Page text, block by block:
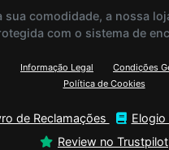
sua comodidade, a nossa
com o sistema de
Informação Legal
Condições
Política de Cookies
de Reclamações
Elogio
Review no Trustpilot